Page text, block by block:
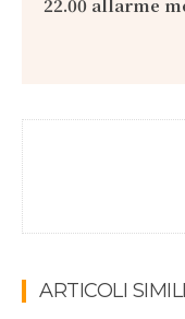
22.00 allarme
ARTICOLI SIMILI